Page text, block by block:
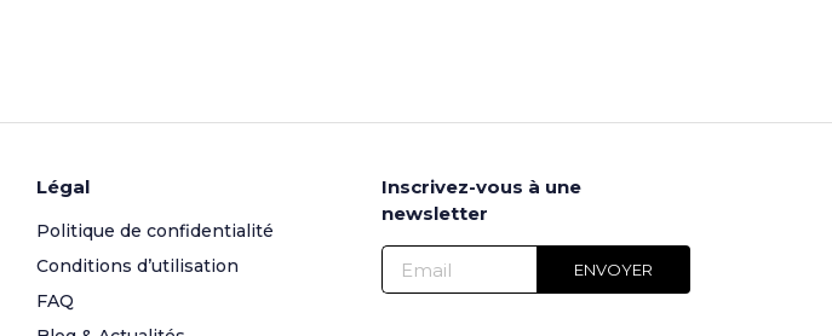
Légal
Politique de confidentialité
Conditions d’utilisation
FAQ
Inscrivez-vous à une
newsletter